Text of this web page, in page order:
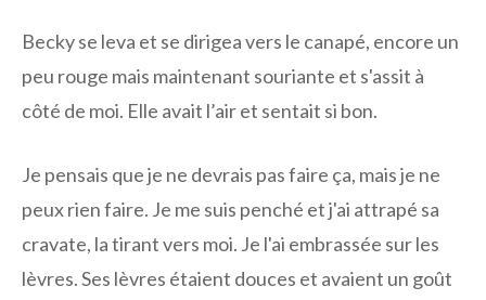
Becky se leva et se dirigea vers le canapé, encore un
peu rouge mais maintenant souriante et s'assit à
côté de moi. Elle avait l’air et sentait si bon.
Je pensais que je ne devrais pas faire ça, mais je ne
peux rien faire. Je me suis penché et j'ai attrapé sa
cravate, la tirant vers moi. Je l'ai embrassée sur les
lèvres. Ses lèvres étaient douces et avaient un goût